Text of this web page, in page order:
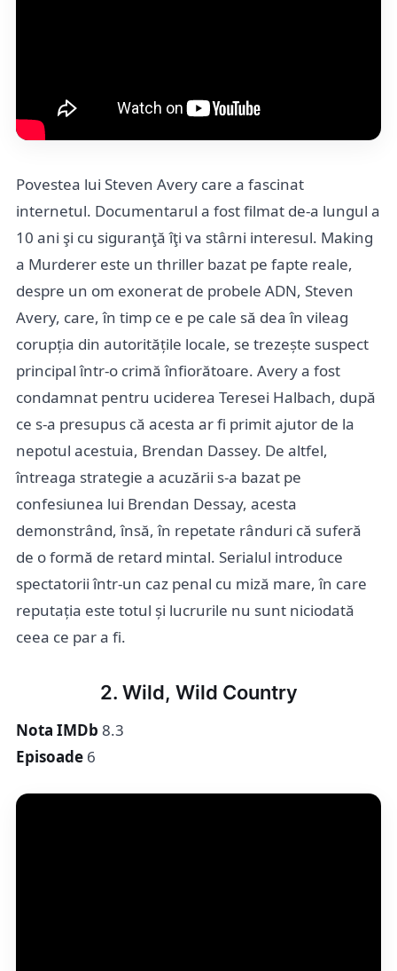
Povestea lui Steven Avery care a fascinat
internetul. Documentarul a fost filmat de-a lungul a
10 ani şi cu siguranţă îţi va stârni interesul. Making
a Murderer este un thriller bazat pe fapte reale,
despre un om exonerat de probele ADN, Steven
Avery, care, în timp ce e pe cale să dea în vileag
corupția din autoritățile locale, se trezește suspect
principal într-o crimă înfiorătoare. Avery a fost
condamnat pentru uciderea Teresei Halbach, după
ce s-a presupus că acesta ar fi primit ajutor de la
nepotul acestuia, Brendan Dassey. De altfel,
întreaga strategie a acuzării s-a bazat pe
confesiunea lui Brendan Dessay, acesta
demonstrând, însă, în repetate rânduri că suferă
de o formă de retard mintal. Serialul introduce
spectatorii într-un caz penal cu miză mare, în care
reputația este totul și lucrurile nu sunt niciodată
ceea ce par a fi.
2. Wild, Wild Country
Nota IMDb 8.3
Episoade 6